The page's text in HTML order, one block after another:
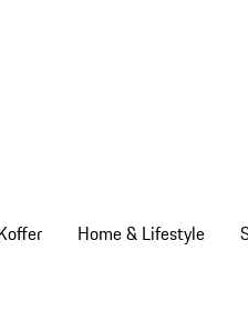
Home & Lifestyle